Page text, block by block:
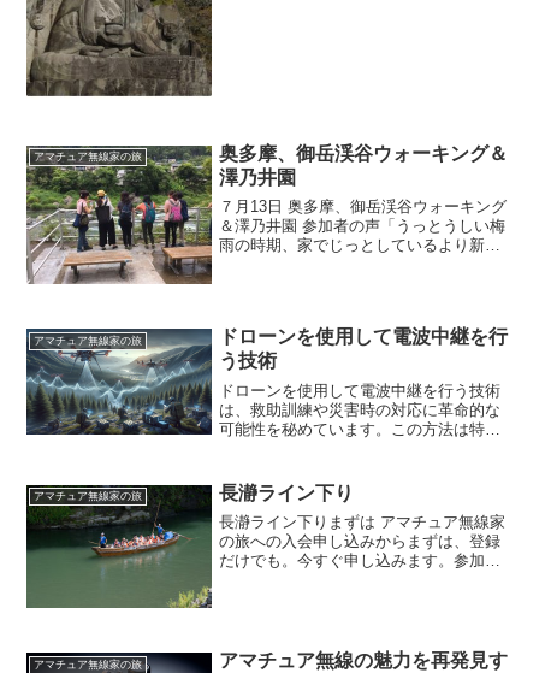
アマチュア無線家の旅
奥多摩、御岳渓谷ウォーキング＆
澤乃井園
７月13日 奥多摩、御岳渓谷ウォーキング
＆澤乃井園 参加者の声「うっとうしい梅
雨の時期、家でじっとしているより新し
と煮つまるので、新し...
アマチュア無線家の旅
ドローンを使用して電波中継を行
う技術
ドローンを使用して電波中継を行う技術
は、救助訓練や災害時の対応に革命的な
可能性を秘めています。この方法は特
な役割を果たすことが期待されていま
す。通常、救助隊は災害発生時...
アマチュア無線家の旅 長瀞ライン下り
長瀞ライン下りまずは アマチュア無線家
の旅への入会申し込みからまずは、登録
だけでも。今すぐ申し込みます。参加希
アマチュア無線家の旅
アマチュア無線の魅力を再発見す